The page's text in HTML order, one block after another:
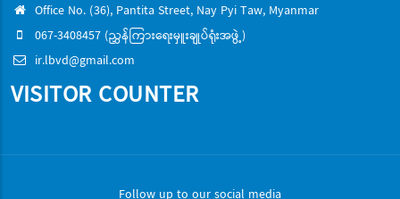
Office No. (36), Pantita Street, Nay Pyi Taw, Myanmar
067-3408457 (ညွှန်ကြားရေးမှူးချုပ်ရုံးအဖွဲ့)
ir.lbvd@gmail.com
VISITOR COUNTER
Follow up to our social media